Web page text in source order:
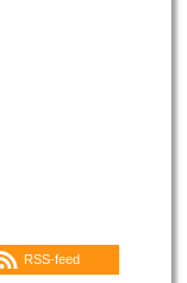
RSS-feed